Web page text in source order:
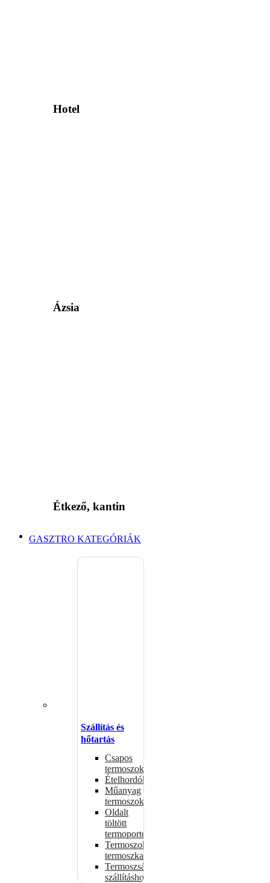
Hotel
Ázsia
Étkező, kantin
GASZTRO KATEGÓRIÁK
Szállítás és
hőtartás
Csapos
termoszok
Ételhordók
Műanyag
termoszok
Oldalt
töltött
termoportok
Termoszok,
termoszkannák
Termoszsákok
szállításhoz